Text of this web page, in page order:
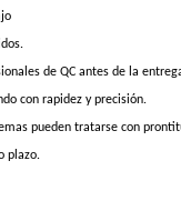
de QC antes de la
con rapidez y precisión.
pueden tratarse con
plazo.